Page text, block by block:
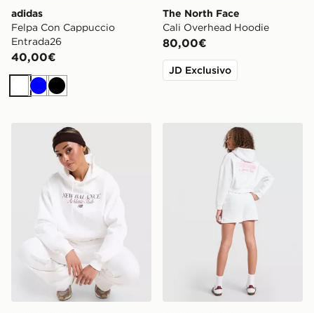
adidas
Felpa Con Cappuccio
Entrada26
40,00€
Bianco
BluNero
The North Face
Cali Overhead Hoodie
80,00€
JD Exclusivo
New Balance Athletics Club HoodiePink Soda Sport Felpa